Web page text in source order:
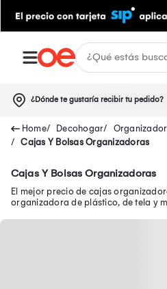
¿Dónde te gustaría recibir tu pedido?
Decohogar
Cajas Y Bolsas Organizadoras
Cajas Y Bolsas Organizadoras
El mejor precio de cajas
organizadora de plástico, de tela y